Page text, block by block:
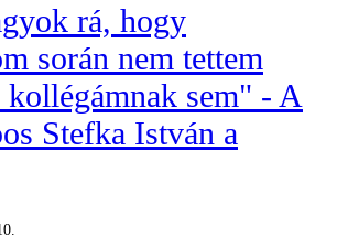
rá, hogy
során nem tettem
kollégámnak sem" - A
Stefka István a